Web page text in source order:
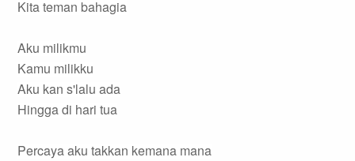
Kita teman bahagia
Aku milikmu
Kamu milikku
Aku kan s'lalu ada
Hingga di hari tua
Percaya aku takkan kemana mana